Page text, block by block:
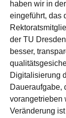
haben wir in
eingeführt, das
der TU
besser,
Digitalisierung
Daueraufgabe,
vorangetrieben
Veränderung